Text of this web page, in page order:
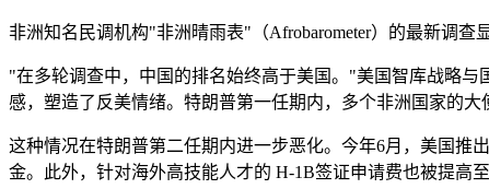
非洲知名民调机构"非洲晴雨表"（Afrobarometer）的最新调
"在多轮调查中，中国的排名始终高于美国。"美国智库战略与
感，塑造了反美情绪。特朗普第一任期内，多个非洲国家的
这种情况在特朗普第二任期内进一步恶化。今年6月，美国推
金。此外，针对海外高技能人才的 H-1B签证申请费也被提高